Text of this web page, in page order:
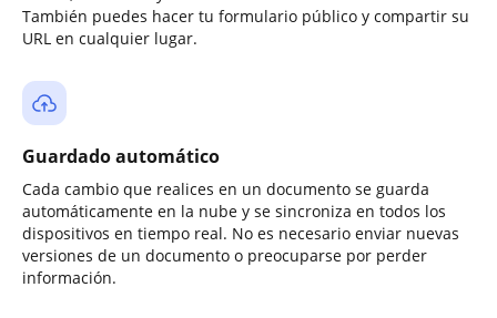
También puedes hacer tu formulario público y compartir su
URL en cualquier lugar.
Guardado automático
Cada cambio que realices en un documento se guarda
automáticamente en la nube y se sincroniza en todos los
dispositivos en tiempo real. No es necesario enviar nuevas
versiones de un documento o preocuparse por perder
información.